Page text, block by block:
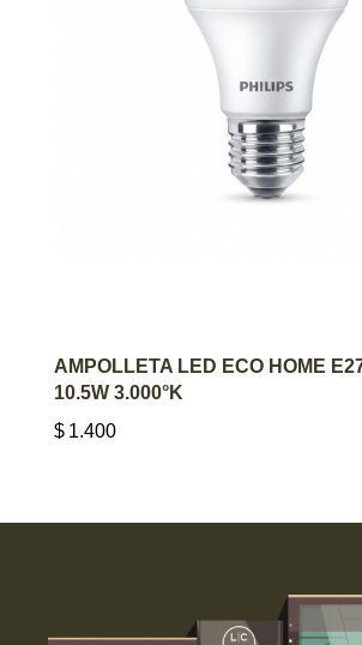
AGREGAR AL
AMPOLLETA LED ECO HOME
10.5W 3.000°K
$ 1.400